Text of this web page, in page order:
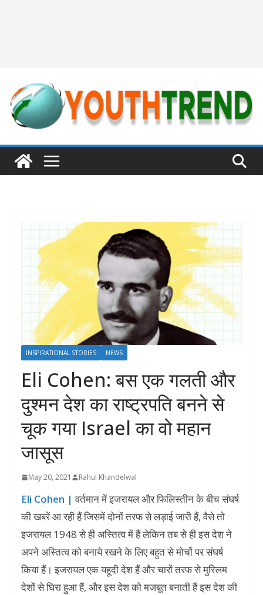
INSPIRATIONAL STORIES NEWS
Eli Cohen: बस एक गलती और
दुश्मन देश का राष्ट्रपति बनने से
चूक गया Israel का वो महान
जासूस
May 20, 2021 Rahul Khandelwal
Eli Cohen | वर्तमान में इजरायल और फिलिस्तीन के बीच संघर्ष
की खबरें आ रही हैं जिसमें दोनों तरफ से लड़ाई जारी हैं, वैसे तो
इजरायल 1948 से ही अस्तित्व में हैं लेकिन तब से ही इस देश ने
अपने अस्तित्व को बनाये रखने के लिए बहुत से मोर्चो पर संघर्ष
किया हैं। इजरायल एक यहूदी देश हैं और चारों तरफ से मुस्लिम
देशों से घिरा हुआ हैं, और इस देश को मजबूत बनाती हैं इस देश की